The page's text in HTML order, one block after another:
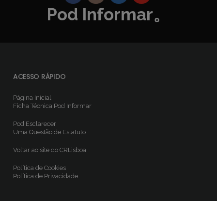
Pod Informar。
ACESSO RÁPIDO
Página Inicial
Ficha TécnicaPod Informar
Pod Esclarecer
Uma Questão de Estatuto
Voltar ao site do CRLisboa
Política de Cookies
Política de Privacidade